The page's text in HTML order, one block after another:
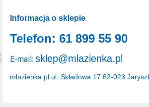
Informacja o sklepie
mlazienka.pl ul. Składowa 17 62-023
Telefon: 61 899 55 90
E-mail: sklep@mlazienka.pl